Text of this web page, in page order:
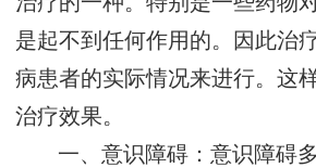
是起不到任何作用的。因此治
病患者的实际情况来进行。这
治疗效果。
一、意识障碍：意识障碍